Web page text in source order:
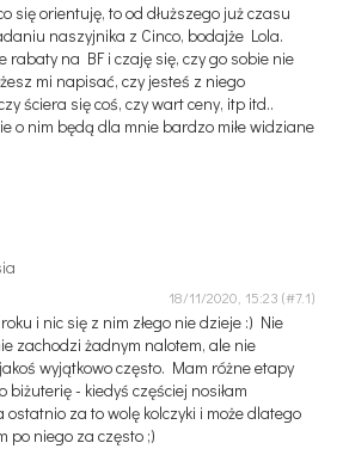
się orientuję, to od dłuższego już czasu
naszyjnika z Cinco, bodajże Lola.
rabaty na BF i czaję się, czy go sobie nie
mi napisać, czy jesteś z niego
ściera się coś, czy wart ceny, itp itd..
o nim będą dla mnie bardzo miłe widziane
18/11/2020, 15:23
i nic się z nim złego nie dzieje :) Nie
zachodzi żadnym nalotem, ale nie
wyjątkowo często. Mam różne etapy
biżuterię - kiedyś częściej nosiłam
ostatnio za to wolę kolczyki i może dlatego
po niego za często ;)